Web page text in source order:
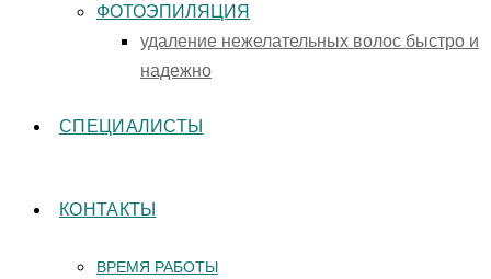
ФОТОЭПИЛЯЦИЯ
удаление нежелательных волос быстро и
надежно
СПЕЦИАЛИСТЫ
КОНТАКТЫ
ВРЕМЯ РАБОТЫ